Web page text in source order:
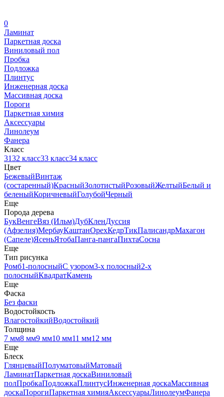
0
Ламинат
Паркетная доска
Виниловый пол
Пробка
Подложка
Плинтус
Инженерная доска
Массивная доска
Пороги
Паркетная химия
Аксессуары
Линолеум
Фанера
Класс
3132 класс33 класс34 класс
Цвет
БежевыйВинтаж
(состаренный)КрасныйЗолотистыйРозовыйЖелтыйБелый и
беленыйКоричневыйГолубойЧерный
Еще
Порода дерева
БукВенгеВяз (Ильм)ДубКленДуссия
(Афзелия)МербауКаштанОрехКедрТикПалисандрМахагон
(Сапеле)ЯсеньЯтобаПанга-пангаПихтаСосна
Еще
Тип рисунка
Ромб1-полосныйС узором3-х полосный2-х
полосныйКвадратКамень
Еще
Фаска
Без фаски
Водостойкость
ВлагостойкийВодостойкий
Толщина
7 мм8 мм9 мм10 мм11 мм12 мм
Еще
Блеск
ГлянцевыйПолуматовыйМатовый
ЛаминатПаркетная доскаВиниловый
полПробкаПодложкаПлинтусИнженерная доскаМассивная
доскаПорогиПаркетная химияАксессуарыЛинолеумФанера